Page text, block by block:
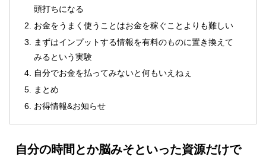
頭打ちになる
お金をうまく使うことはお金を稼ぐことよりも難しい
まずはインプットする情報を有料のものに置き換えて
みるという実験
自分でお金を払ってみないと何もいえねぇ
まとめ
お得情報&お知らせ
自分の時間とか脳みそといった資源だけで